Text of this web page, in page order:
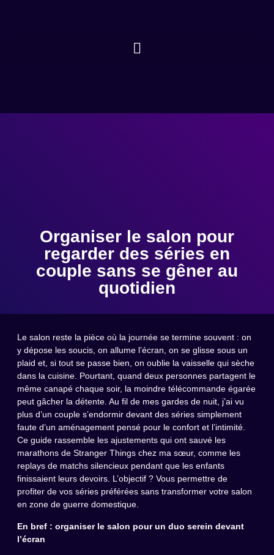
Organiser le salon pour
regarder des séries en
couple sans se gêner au
quotidien
Le salon reste la pièce où la journée se termine souvent : on
y dépose les soucis, on allume l’écran, on se glisse sous un
plaid et, si tout se passe bien, on oublie la vaisselle qui sèche
dans la cuisine. Pourtant, quand deux personnes partagent le
même canapé chaque soir, la moindre télécommande égarée
peut gâcher la détente. Au fil de mes gardes de nuit, j’ai vu
plus d’un couple s’endormir devant des séries simplement
faute d’un aménagement pensé pour le confort et l’intimité.
Ce guide rassemble les ajustements qui ont sauvé les
marathons de Stranger Things chez ma sœur, comme les
replays de matchs silencieux pendant que les enfants
finissaient leurs devoirs. L’objectif ? Vous permettre de
profiter de vos séries préférées sans transformer votre salon
en zone de guerre domestique.
En bref : organiser le salon pour un duo serein devant
l’écran